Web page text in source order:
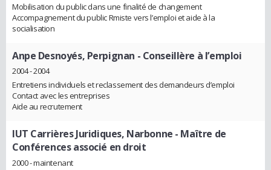
Mobilisation du public dans une finalité de changement
Accompagnement du public Rmiste vers l’emploi et aide à la
socialisation
Anpe Desnoyés, Perpignan - Conseillère à l’emploi
2004 - 2004
Entretiens individuels et reclassement des demandeurs d’emploi
Contact avec les entreprises
Aide au recrutement
IUT Carrières Juridiques, Narbonne - Maître de
Conférences associé en droit
2000 - maintenant